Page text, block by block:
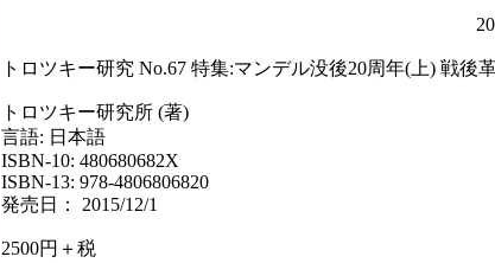
トロツキー研究 No.67 特集:マンデル没後20周年(上) 戦後
トロツキー研究所 (著)
言語: 日本語
ISBN-10: 480680682X
ISBN-13: 978-4806806820
発売日： 2015/12/1
2500円＋税